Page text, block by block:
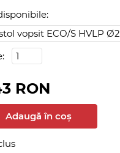
RON
Adaugă în coș